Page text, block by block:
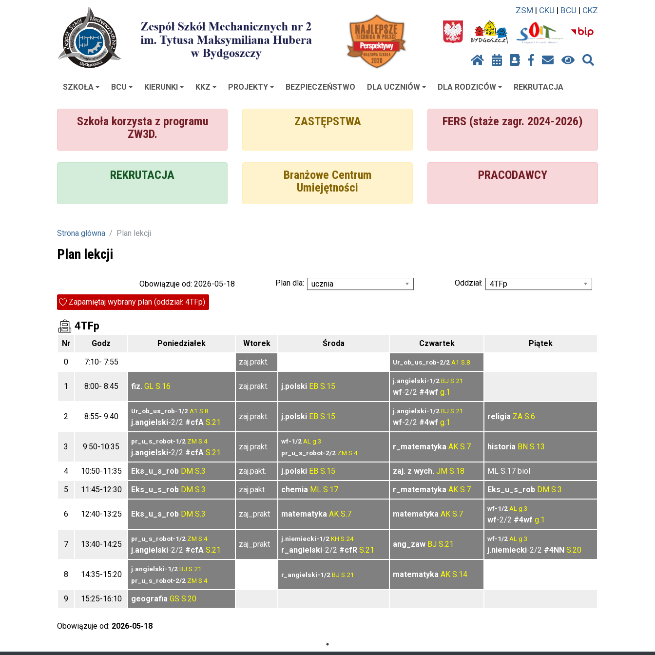
ZSM | CKU | BCU | CKZ
SZKOŁA BCU KIERUNKI KKZ PROJEKTY BEZPIECZEŃSTWO DLA UCZNIÓW DLA RODZICÓW REKRUTACJA
Szkoła korzysta z programu
ZW3D.
ZASTĘPSTWA FERS (staże zagr. 2024-2026)
REKRUTACJA
Branżowe Centrum
Umiejętności
PRACODAWCY
Strona główna Plan lekcji
Plan lekcji
Obowiązuje od: 2026-05-18 Plan dla: ucznia Oddział:
4TFp
Zapamiętaj wybrany plan (oddział: 4TFp)
4TFp
Nr Godz Poniedziałek Wtorek Środa Czwartek
Piątek
0
7:10- 7:55 zaj.prakt. Ur_ob_us_rob-2/2 A1 S.8
1 8:00- 8:45 fiz. GL S.16 zaj.prakt. j.polski EB S.15
j.angielski-1/2BJ S.21
wf-2/2 #4wf g.1
2 8:55- 9:40
Ur_ob_us_rob-1/2 A1 S.8
j.angielski-2/2 #cfA S.21
zaj.prakt. j.polski EB S.15
j.angielski-1/2BJ S.21
wf-2/2 #4wf g.1
religia ZA S.6
3 9:50-10:35
pr_u_s_robot-1/2 ZM S.4
j.angielski-2/2 #cfA S.21
zaj.prakt.
wf-1/2 AL g.3
pr_u_s_robot-2/2 ZM S.4
r_matematyka AK S.7 historia BN S.13
4 10:50-11:35 Eks_u_s_rob DM S.3 zaj.pakt. j.polski EB S.15 zaj. z wych. JM S.18
ML S.17 biol
5
11:45-12:30 Eks_u_s_rob DM S.3 zaj.pakt. chemia ML S.17 r_matematyka AK S.7 Eks_u_s_rob DM S.3
6 12:40-13:25 Eks_u_s_rob DM S.3 zaj_prakt matematyka AK S.7 matematyka AK S.7
wf-1/2 AL g.3
wf-2/2 #4wf g.1
7 13:40-14:25
pr_u_s_robot-1/2 ZM S.4
j.angielski-2/2 #cfA S.21
zaj_prakt
j.niemiecki-1/2KH S.24
r_angielski-2/2 #cfR S.21
ang_zaw BJ S.21
wf-1/2 AL g.3
j.niemiecki-2/2 #4NN S.20
8 14:35-15:20
j.angielski-1/2BJ S.21
pr_u_s_robot-2/2 ZM S.4
r_angielski-1/2BJ S.21 matematyka AK S.14
9 15:25-16:10 geografia GS S.20
Obowiązuje od: 2026-05-18